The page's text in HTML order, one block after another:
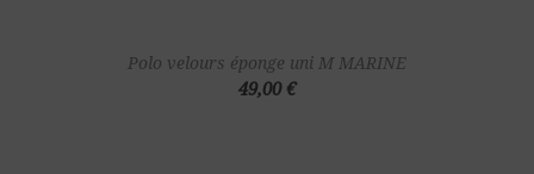
Polo velours éponge uni M MARINE
49,00 €